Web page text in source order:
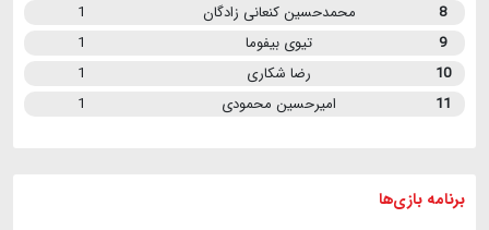
8
محمدحسین کنعانی زادگان
1
9
تیوی بیفوما
1
10
رضا شکاری
1
11
امیرحسین محمودی 1
برنامه بازی ها